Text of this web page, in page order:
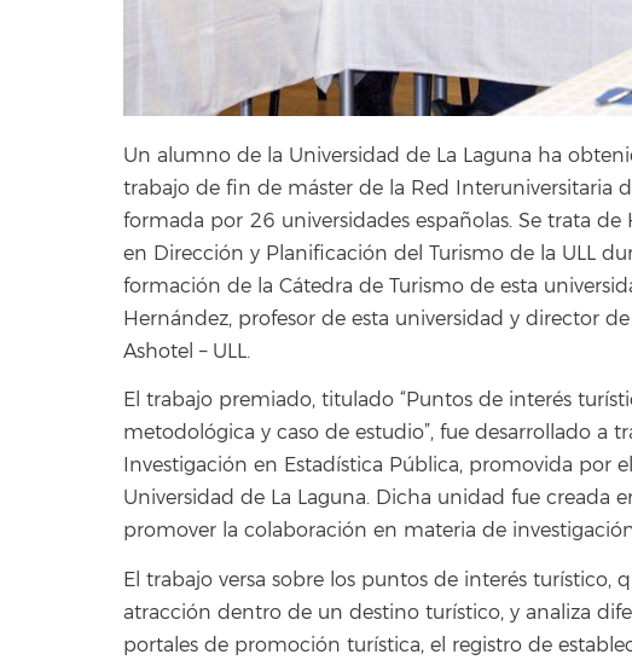
Un alumno de la Universidad de La Laguna ha
trabajo de fin de máster de la Red Interuniversitaria
formada por 26 universidades españolas. Se trata
en Dirección y Planificación del Turismo de la ULL
formación de la Cátedra de Turismo de esta
Hernández, profesor de esta universidad y director
Ashotel – ULL.
El trabajo premiado, titulado “Puntos de interés
metodológica y caso de estudio”, fue desarrollado a
Investigación en Estadística Pública, promovida por
Universidad de La Laguna. Dicha unidad fue creada
promover la colaboración en materia de
El trabajo versa sobre los puntos de interés turístico,
atracción dentro de un destino turístico, y analiza
portales de promoción turística, el registro de